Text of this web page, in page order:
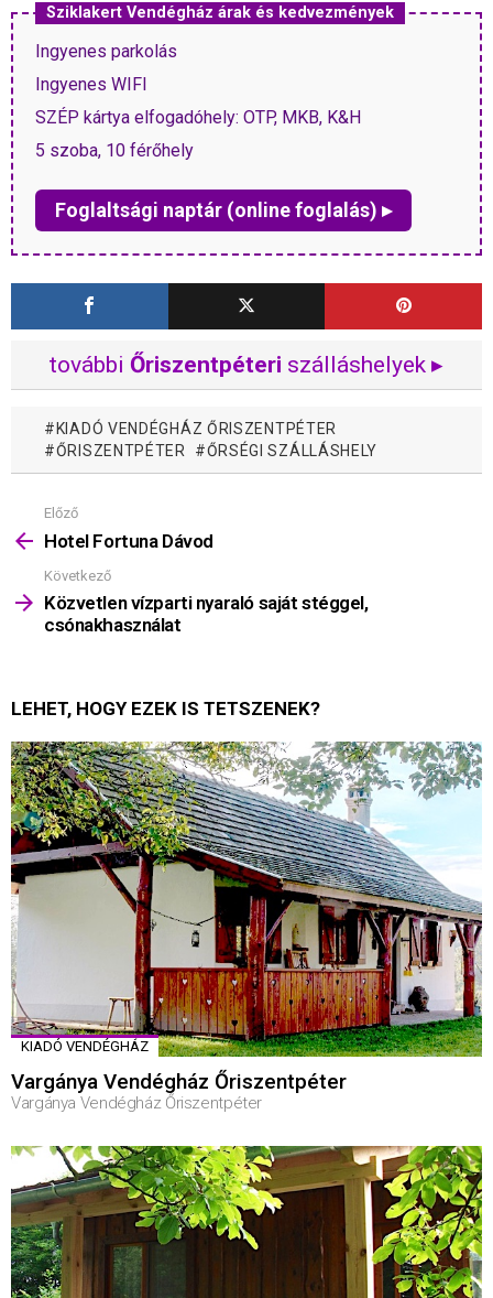
Sziklakert Vendégház árak és kedvezmények
Ingyenes parkolás
Ingyenes WIFI
SZÉP kártya elfogadóhely: OTP, MKB, K&H
5 szoba, 10 férőhely
Foglaltsági naptár (online foglalás) ▸
további Őriszentpéteri szálláshelyek ▸
KIADÓ VENDÉGHÁZ ŐRISZENTPÉTER
ŐRISZENTPÉTER
ŐRSÉGI SZÁLLÁSHELY
Mutass
többet
Előző
Hotel Fortuna Dávod
Következő
Közvetlen vízparti nyaraló saját stéggel,
csónakhasználat
LEHET, HOGY EZEK IS TETSZENEK?
KIADÓ VENDÉGHÁZ
Vargánya Vendégház Őriszentpéter
Vargánya Vendégház Őriszentpéter